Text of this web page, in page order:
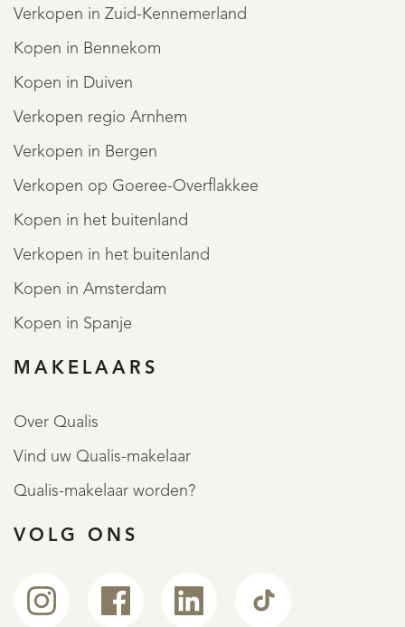
Verkopen in Zuid-Kennemerland
Kopen in Bennekom
Kopen in Duiven
Verkopen regio Arnhem
Verkopen in Bergen
Verkopen op Goeree-Overflakkee
Kopen in het buitenland
Verkopen in het buitenland
Kopen in Amsterdam
Kopen in Spanje
MAKELAARS
Over Qualis
Vind uw Qualis-makelaar
Qualis-makelaar worden?
VOLG ONS